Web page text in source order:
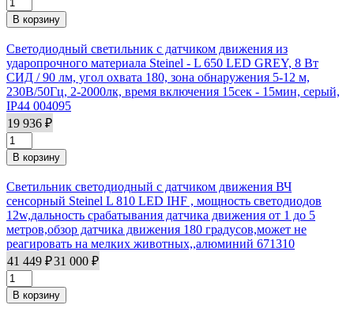
Светодиодный светильник с датчиком движения из
ударопрочного материала Steinel - L 650 LED GREY, 8 Вт
СИД / 90 лм, угол охвата 180, зона обнаружения 5-12 м,
230В/50Гц, 2-2000лк, время включения 15сек - 15мин, серый,
IP44 004095
19 936 ₽
Светильник светодиодный с датчиком движения ВЧ
сенсорный Steinel L 810 LED IHF , мощность светодиодов
12w,дальность срабатывания датчика движения от 1 до 5
метров,обзор датчика движения 180 градусов,может не
реагировать на мелких животных,,алюминий 671310
41 449 ₽31 000 ₽